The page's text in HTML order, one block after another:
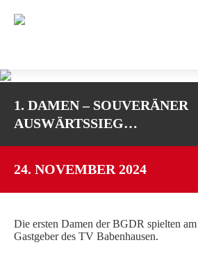
TEAMS
1. DAMEN
2. DAMEN
3. DAMEN
WU16-1
WU14-2
WU12
1. DAMEN – SOUVERÄNER
AUSWÄRTSSIEG…
24. NOVEMBER 2024
Die ersten Damen der BGDR spielten am
Gastgeber des TV Babenhausen.